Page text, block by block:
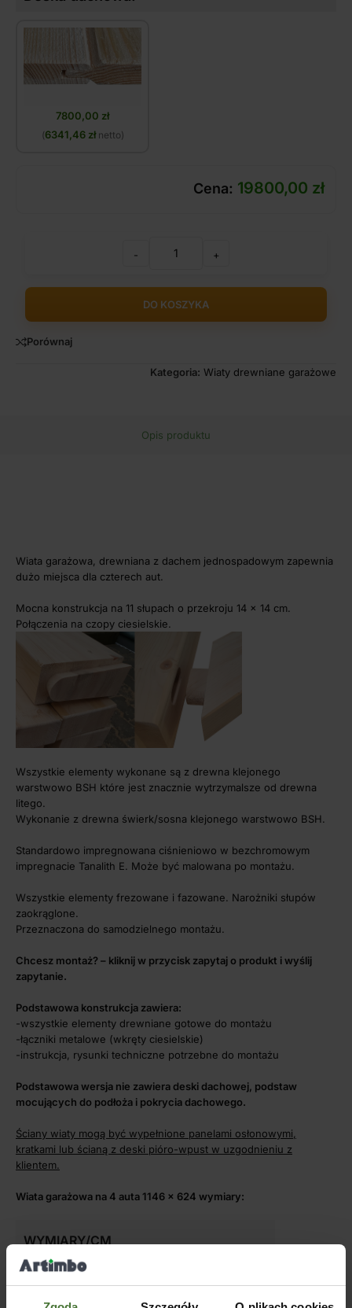
7800,00 zł
(6341,46 złnetto)
Cena: 19800,00 zł
- +
DO KOSZYKA
Porównaj
Kategoria: Wiaty drewniane garażowe
Opis produktu
Wiata garażowa, drewniana z dachem jednospadowym zapewnia
dużo miejsca dla czterech aut.
Mocna konstrukcja na 11 słupach o przekroju 14 x 14 cm.
Połączenia na czopy ciesielskie.
Wszystkie elementy wykonane są z drewna klejonego
warstwowo BSH które jest znacznie wytrzymalsze od drewna
litego.
Wykonanie z drewna świerk/sosna klejonego warstwowo BSH.
Standardowo impregnowana ciśnieniowo w bezchromowym
impregnacie Tanalith E. Może być malowana po montażu.
Wszystkie elementy frezowane i fazowane. Narożniki słupów
zaokrąglone.
Przeznaczona do samodzielnego montażu.
Chcesz montaż? – kliknij w przycisk zapytaj o produkt i wyślij
zapytanie.
Podstawowa konstrukcja zawiera:
-wszystkie elementy drewniane gotowe do montażu
-łączniki metalowe (wkręty ciesielskie)
-instrukcja, rysunki techniczne potrzebne do montażu
Podstawowa wersja nie zawiera deski dachowej, podstaw
mocujących do podłoża i pokrycia dachowego.
Ściany wiaty mogą być wypełnione panelami osłonowymi,
kratkami lub ścianą z deski pióro-wpust w uzgodnieniu z
klientem.
Wiata garażowa na 4 auta 1146 x 624 wymiary:
WYMIARY/CM